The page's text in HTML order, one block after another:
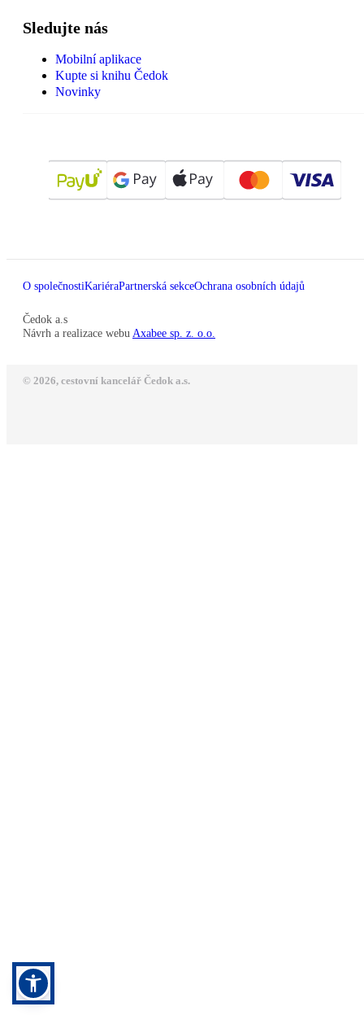
Sledujte nás
Mobilní aplikace
Kupte si knihu Čedok
Novinky
O společnostiKariéraPartnerská sekceOchrana osobních údajů
Čedok a.s
Návrh a realizace webu Axabee sp. z. o.o.
© 2026, cestovní kancelář Čedok a.s.